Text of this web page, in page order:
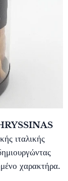
ιταλικής
χαρακτήρα.